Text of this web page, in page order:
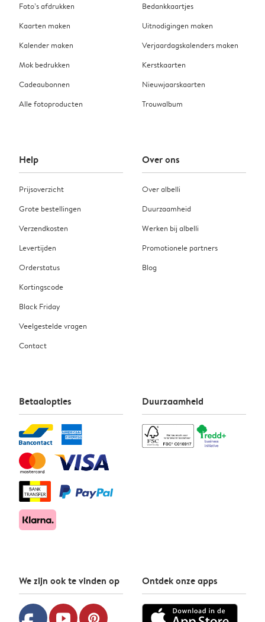
Foto’s afdrukken
Kaarten maken
Kalender maken
Mok bedrukken
Cadeaubonnen
Alle fotoproducten
Bedankkaartjes
Uitnodigingen maken
Verjaardagskalenders maken
Kerstkaarten
Nieuwjaarskaarten
Trouwalbum
Help
Prijsoverzicht
Grote bestellingen
Verzendkosten
Levertijden
Orderstatus
Kortingscode
Black Friday
Veelgestelde vragen
Contact
Over ons
Over albelli
Duurzaamheid
Werken bij albelli
Promotionele partners
Blog
Betaalopties Duurzaamheid
We zijn ook te vinden op
youtube pinterest
Ontdek onze apps